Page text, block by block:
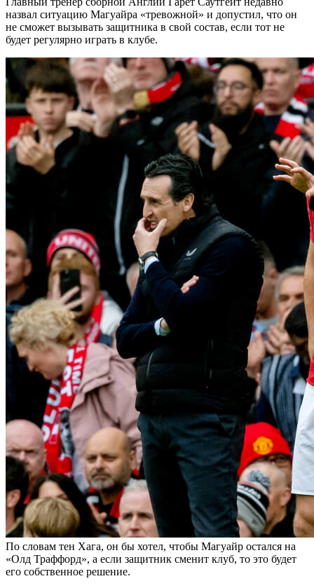
назвал ситуацию Магуайра «тревожной» и допустил, что он
не сможет вызывать защитника в свой состав, если тот не
будет регулярно играть в клубе.
По словам тен Хага, он бы хотел, чтобы Магуайр остался на
«Олд Траффорд», а если защитник сменит клуб, то это будет
его собственное решение.